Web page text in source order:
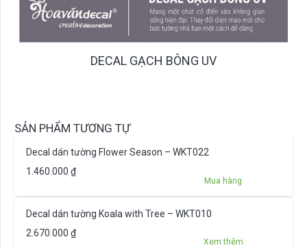
DECAL GẠCH BÔNG UV
SẢN PHẨM TƯƠNG TỰ
Decal dán tường Flower Season – WKT022
1.460.000 ₫
Mua hàng
Decal dán tường Koala with Tree – WKT010
2.670.000 ₫
Xem thêm